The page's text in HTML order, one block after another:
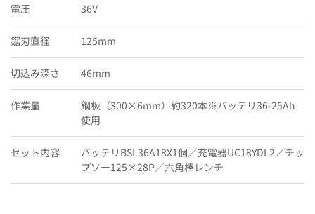
電圧 36V
鋸刃直径 125mm
切込み深さ 46mm
作業量
鋼板（300×6mm）約320本※バッテリ36-25Ah
使用
セット内容
バッテリBSL36A18X1個／充電器UC18YDL2／チッ
プソー125×28P／六角棒レンチ